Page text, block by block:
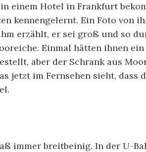
einem Hotel in Frankfurt
kennengelernt. Ein Foto von
erzählt, er sei groß und so
Einmal hätten ihnen
aber der Schrank aus
jetzt im Fernsehen sieht, dass
immer breitbeinig. In der U-